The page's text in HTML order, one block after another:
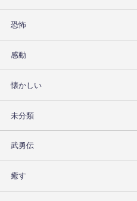
恐怖
感動
懐かしい
未分類
武勇伝
癒す